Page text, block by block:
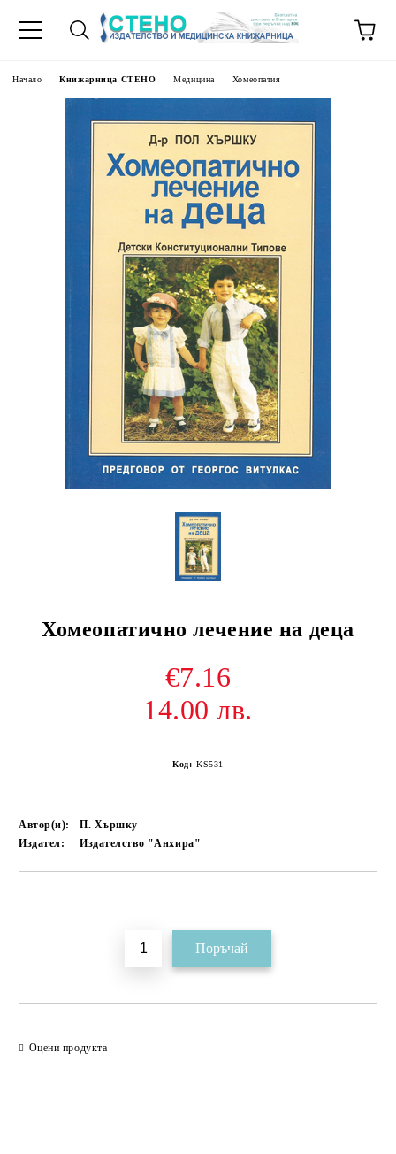
Начало Книжарница СТЕНО Медицина Хомеопатия
Хомеопатично лечение на деца
€7.16
14.00 лв.
Код: KS531
Автор(и):
П. Хършку
Издател:
Издателство "Анхира"
Оцени продукта